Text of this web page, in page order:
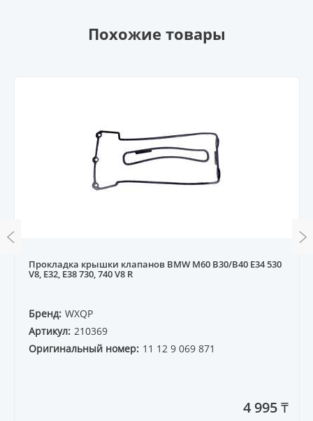
Похожие товары
Прокладка крышки клапанов BMW M60 B30/B40 E34 530
V8, E32, E38 730, 740 V8 R
Бренд: WXQP
Артикул: 210369
Оригинальный номер: 11 12 9 069 871
4 995 ₸